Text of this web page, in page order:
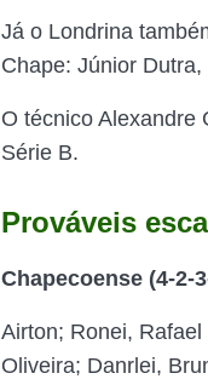
Já o Londrina
Chape: Júnior
O técnico Alexandre
Série B.
Prováveis
Chapecoense (4-2-
Airton; Ronei,
Oliveira; Danrlei,